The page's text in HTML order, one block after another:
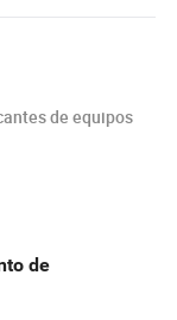
de equipos
de